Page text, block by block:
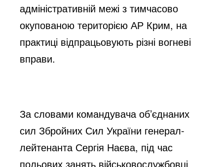
адміністративній межі з тимчасово
окупованою територією АР Крим, на
практиці відпрацьовують різні вогневі
вправи.
За словами командувача об’єднаних
сил Збройних Сил України генерал-
лейтенанта Сергія Наєва, під час
польових занять військовослужбовці